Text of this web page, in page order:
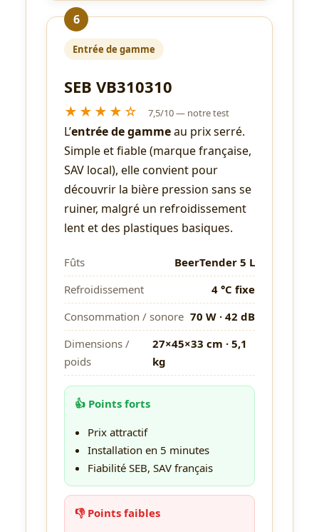
6
Entrée de gamme
SEB VB310310
★★★★☆ 7,5/10 — notre test
L’entrée de gammeau prix serré.
Simple et fiable (marque française,
SAV local), elle convient pour
découvrir la bière pression sans se
ruiner, malgré un refroidissement
lent et des plastiques basiques.
Fûts
BeerTender 5 L
Refroidissement
4 °C fixe
Consommation / sonore 70 W · 42 dB
Dimensions /
poids
27×45×33 cm · 5,1
kg
👍 Points forts
Prix attractif
Installation en 5 minutes
Fiabilité SEB, SAV français
👎 Points faibles